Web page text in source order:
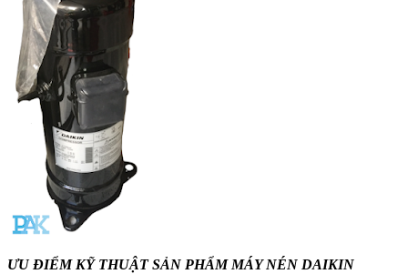
ƯU ĐIỂM KỸ THUẬT SẢN PHẨM MÁY NÉN DAIKIN